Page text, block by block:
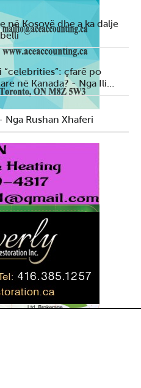
në Kosovë dhe a ka dalje
çfarë po
në Kanada? - Nga Ili…
Rushan Xhaferi